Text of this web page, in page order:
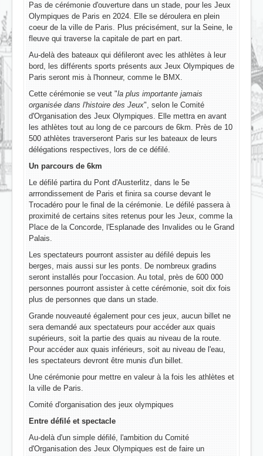
Pas de cérémonie d'ouverture dans un stade, pour les Jeux
Olympiques de Paris en 2024. Elle se déroulera en plein
coeur de la ville de Paris. Plus précisément, sur la Seine, le
fleuve qui traverse la capitale de part en part.
Au-delà des bateaux qui défileront avec les athlètes à leur
bord, les différents sports présents aux Jeux Olympiques de
Paris seront mis à l'honneur, comme le BMX.
Cette cérémonie se veut "la plus importante jamais
organisée dans l'histoire des Jeux", selon le Comité
d'Organisation des Jeux Olympiques. Elle mettra en avant
les athlètes tout au long de ce parcours de 6km. Près de 10
500 athlètes traverseront Paris sur les bateaux de leurs
délégations respectives, lors de ce défilé.
Un parcours de 6km
Le défilé partira du Pont d'Austerlitz, dans le 5e
arrrondissement de Paris et finira sa course devant le
Trocadéro pour le final de la cérémonie. Le défilé passera à
proximité de certains sites retenus pour les Jeux, comme la
Place de la Concorde, l'Esplanade des Invalides ou le Grand
Palais.
Les spectateurs pourront assister au défilé depuis les
berges, mais aussi sur les ponts. De nombreux gradins
seront installés pour l'occasion. Au total, près de 600 000
personnes pourront assister à cette cérémonie, soit dix fois
plus de personnes que dans un stade.
Grande nouveauté également pour ces jeux, aucun billet ne
sera demandé aux spectateurs pour accéder aux quais
supérieurs, soit la partie des quais au niveau de la route.
Pour accéder aux quais inférieurs, soit au niveau de l'eau,
les spectateurs devront être munis d'un billet.
Une cérémonie pour mettre en valeur à la fois les athlètes et
la ville de Paris.
Comité d'organisation des jeux olympiques
Entre défilé et spectacle
Au-delà d'un simple défilé, l'ambition du Comité
d'Organisation des Jeux Olympiques est de faire un